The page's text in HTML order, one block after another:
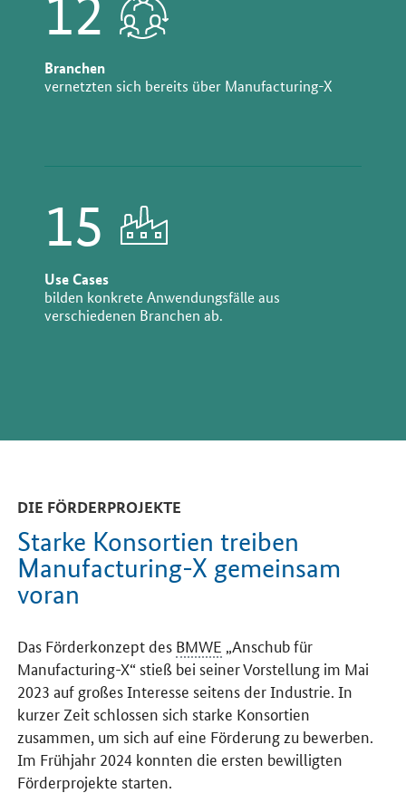
12
Branchen
vernetzten sich bereits über Manufacturing-X
15
Use Cases
bilden konkrete Anwendungsfälle aus
verschiedenen Branchen ab.
DIE FÖRDERPROJEKTE
Starke Konsortien treiben
Manufacturing-X gemeinsam
voran
Das Förderkonzept des BMWE „Anschub für
Manufacturing-X“ stieß bei seiner Vorstellung im Mai
2023 auf großes Interesse seitens der Industrie. In
kurzer Zeit schlossen sich starke Konsortien
zusammen, um sich auf eine Förderung zu bewerben.
Im Frühjahr 2024 konnten die ersten bewilligten
Förderprojekte starten.